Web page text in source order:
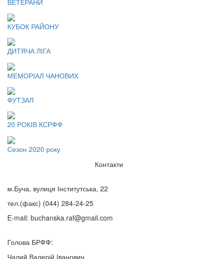
КУБОК РАЙОНУ
ДИТЯЧА ЛІГА
МЕМОРІАЛ ЧАНОВИХ
ФУТЗАЛ
20 РОКІВ КСРФФ
Сезон 2020 року
Контакти
м.Буча, вулиця Інститутська, 22
тел.(факс) (044) 284-24-25
E-mail: buchanska.raf@gmail.com
Голова БРФФ:
Чалий Валерій Іванович